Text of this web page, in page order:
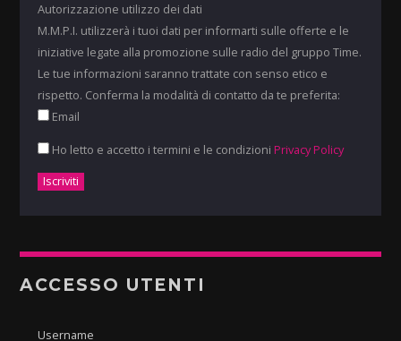
Autorizzazione utilizzo dei dati
M.M.P.I. utilizzerà i tuoi dati per informarti sulle offerte e le
iniziative legate alla promozione sulle radio del gruppo Time.
Le tue informazioni saranno trattate con senso etico e
rispetto. Conferma la modalità di contatto da te preferita:
Email
Ho letto e accetto i termini e le condizioni Privacy Policy
ACCESSO UTENTI
Username